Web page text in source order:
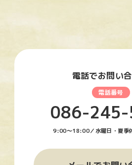
電話でお問い
086-
9:00〜18:00／水曜日・夏季